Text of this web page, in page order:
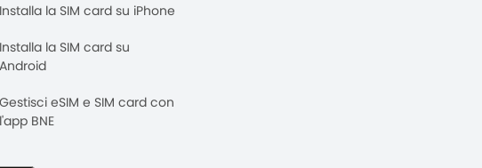
Installa la SIM card su iPhone
Installa la SIM card su
Android
Gestisci eSIM e SIM card con
l'app BNE